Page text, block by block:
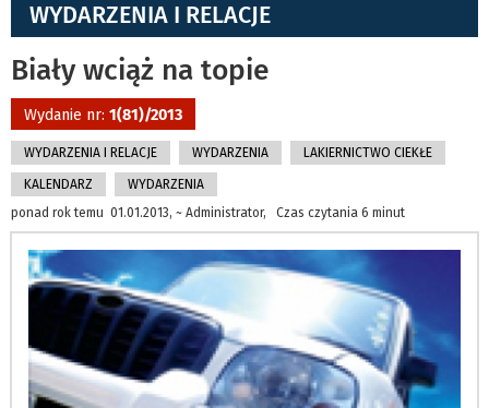
WYDARZENIA I RELACJE
Biały wciąż na topie
Wydanie nr: 1(81)/2013
WYDARZENIA I RELACJE WYDARZENIA LAKIERNICTWO CIEKŁE
KALENDARZ
WYDARZENIA
ponad rok temu 01.01.2013, ~ Administrator, Czas czytania 6 minut